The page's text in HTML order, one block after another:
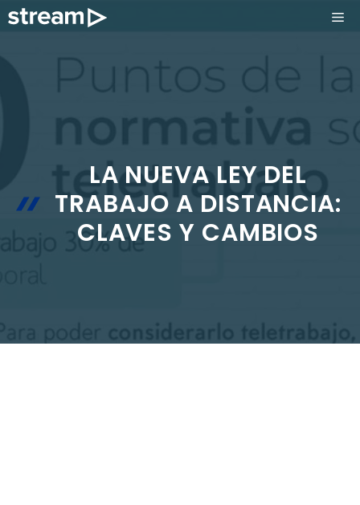
Saltar
LA NUEVA LEY DEL
TRABAJO A DISTANCIA:
CLAVES Y CAMBIOS